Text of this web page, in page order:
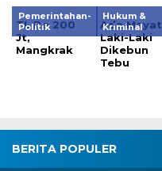
Pemerintahan-
Politik
TL Rp 200
Jt,
Mangkrak
Hukum &
Kriminal
Ada Mayat
Laki-Laki
Dikebun
Tebu
BERITA POPULER